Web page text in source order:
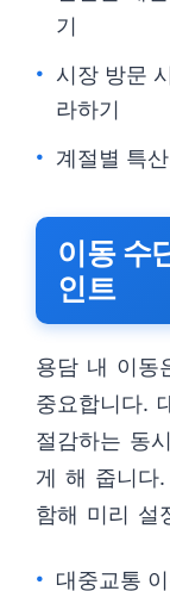
기
시장 방문
라하기
계절별 특
이동 수
인트
용담 내 이동
중요합니다.
절감하는 동
게 해 줍니다
함해 미리 설
대중교통